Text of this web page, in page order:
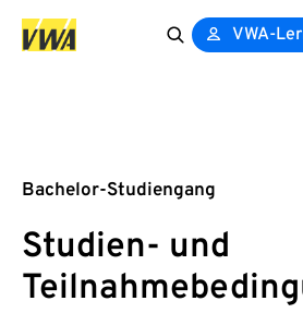
VWA-
Bachelor-Studiengang
Studien- und